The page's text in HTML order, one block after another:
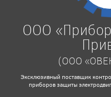
ООО
(ООО
Эксклюзивный поставщик
приборов защиты